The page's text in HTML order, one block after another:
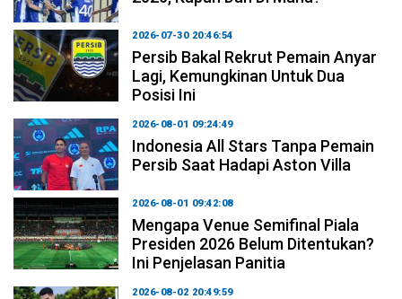
2026-07-30 20:46:54
Persib Bakal Rekrut Pemain Anyar
Lagi, Kemungkinan Untuk Dua
Posisi Ini
2026-08-01 09:24:49
Indonesia All Stars Tanpa Pemain
Persib Saat Hadapi Aston Villa
2026-08-01 09:42:08
Mengapa Venue Semifinal Piala
Presiden 2026 Belum Ditentukan?
Ini Penjelasan Panitia
2026-08-02 20:49:59